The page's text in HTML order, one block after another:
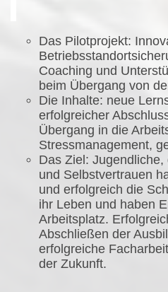
Das Pilotprojekt:
Coaching und
beim Übergang von
Die Inhalte: neue
erfolgreicher
Übergang in die
Stressmanagement,
Das Ziel:
und Selbstvertrauen
und erfolgreich die
ihr Leben und haben
Arbeitsplatz.
Abschließen der
erfolgreiche
der Zukunft.